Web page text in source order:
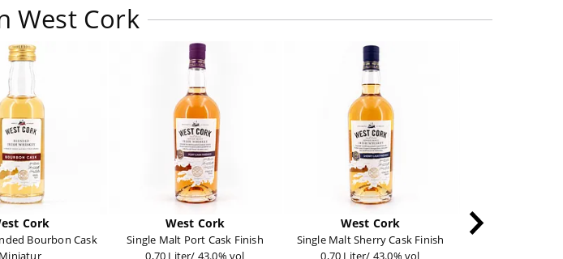
West Cork
Cork
Bourbon Cask
Miniatur
West Cork
Single Malt Port Cask Finish
0,70 Liter/ 43.0% vol
West Cork
Single Malt Sherry Cask Finish
0,70 Liter/ 43.0% vol
Original Blended